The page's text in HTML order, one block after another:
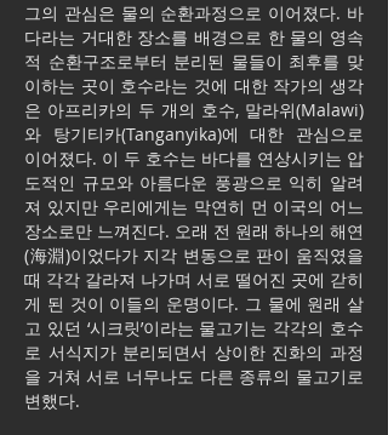
그의 관심은 물의 순환과정으로 이어졌다. 바
다라는 거대한 장소를 배경으로 한 물의 영속
적 순환구조로부터 분리된 물들이 최후를 맞
이하는 곳이 호수라는 것에 대한 작가의 생각
은 아프리카의 두 개의 호수, 말라위(Malawi)
와 탕기티카(Tanganyika)에 대한 관심으로
이어졌다. 이 두 호수는 바다를 연상시키는 압
도적인 규모와 아름다운 풍광으로 익히 알려
져 있지만 우리에게는 막연히 먼 이국의 어느
장소로만 느껴진다. 오래 전 원래 하나의 해연
(海淵)이었다가 지각 변동으로 판이 움직였을
때 각각 갈라져 나가며 서로 떨어진 곳에 갇히
게 된 것이 이들의 운명이다. 그 물에 원래 살
고 있던 ‘시크릿’이라는 물고기는 각각의 호수
로 서식지가 분리되면서 상이한 진화의 과정
을 거쳐 서로 너무나도 다른 종류의 물고기로
변했다.